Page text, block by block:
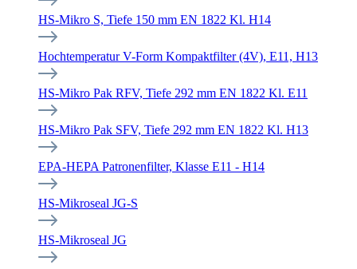
HS-Mikro S, Tiefe 150 mm EN 1822 Kl. H14
Hochtemperatur V-Form Kompaktfilter (4V), E11, H13
HS-Mikro Pak RFV, Tiefe 292 mm EN 1822 Kl. E11
HS-Mikro Pak SFV, Tiefe 292 mm EN 1822 Kl. H13
EPA-HEPA Patronenfilter, Klasse E11 - H14
HS-Mikroseal JG-S
HS-Mikroseal JG